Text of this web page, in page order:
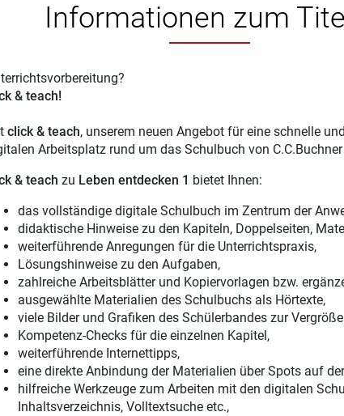
Informationen zum Titel
& teach!
click & teach, unserem neuen Angebot für eine schnelle
Arbeitsplatz rund um das Schulbuch von
& teach zu Leben entdecken 1 bietet Ihnen:
das vollständige digitale Schulbuch im Zentrum der
didaktische Hinweise zu den Kapiteln, Doppelseiten,
weiterführende Anregungen für die Unterrichtspraxis,
Lösungshinweise zu den Aufgaben,
zahlreiche Arbeitsblätter und Kopiervorlagen bzw.
ausgewählte Materialien des Schulbuchs als Hörtexte,
viele Bilder und Grafiken des Schülerbandes zur
Kompetenz-Checks für die einzelnen Kapitel,
weiterführende Internettipps,
eine direkte Anbindung der Materialien über Spots auf
hilfreiche Werkzeuge zum Arbeiten mit den digitalen
Inhaltsverzeichnis, Volltextsuche etc.,